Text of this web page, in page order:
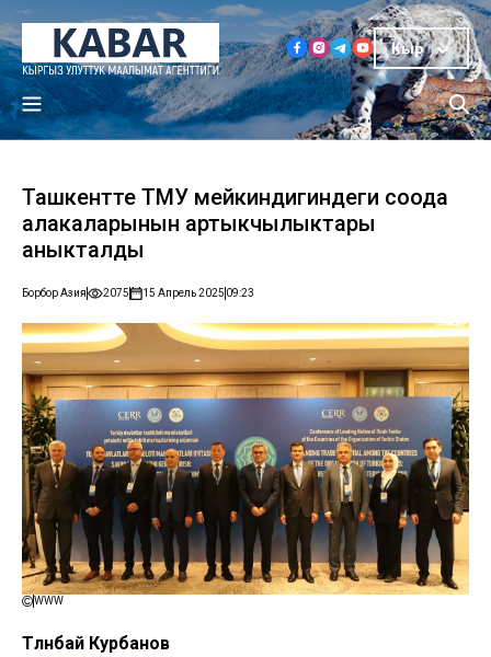
Кыр
Ташкентте ТМУ мейкиндигиндеги соода
алакаларынын артыкчылыктары
аныкталды
Борбор Азия 2075 15 Апрель 2025 09:23
WWW
Төлөнбай Курбанов